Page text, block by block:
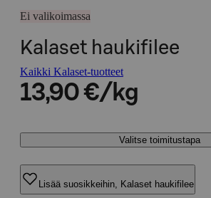
Ei valikoimassa
Kalaset haukifilee
Kaikki Kalaset-tuotteet
13,90 €/kg
Valitse toimitustapa
Lisää suosikkeihin, Kalaset haukifilee